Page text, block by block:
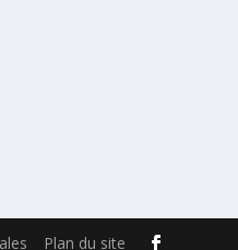
Plan du site